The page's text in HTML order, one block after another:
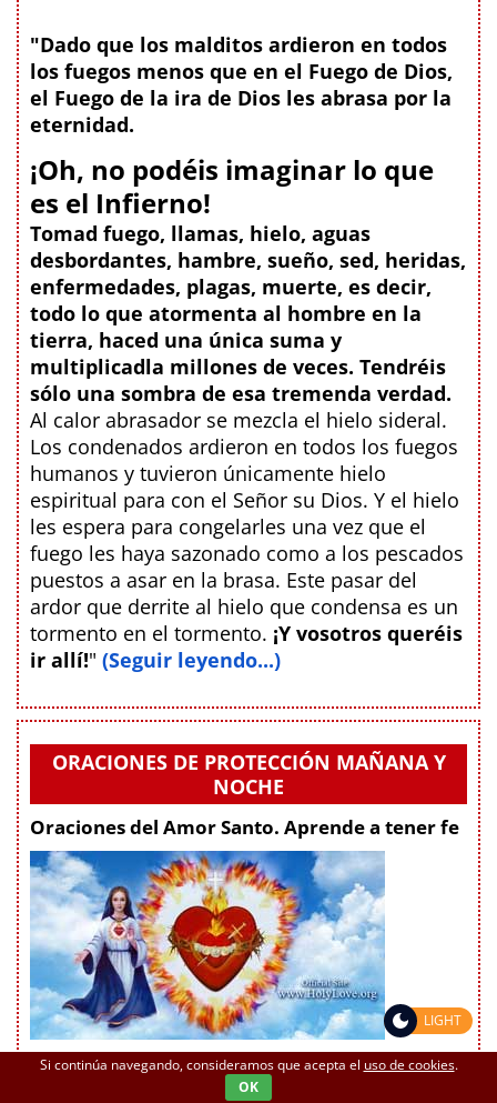
"Dado que los malditos ardieron en todos
los fuegos menos que en el Fuego de Dios,
el Fuego de la ira de Dios les abrasa por la
eternidad.
¡Oh, no podéis imaginar lo que
es el Infierno!
Tomad fuego, llamas, hielo, aguas
desbordantes, hambre, sueño, sed, heridas,
enfermedades, plagas, muerte, es decir,
todo lo que atormenta al hombre en la
tierra, haced una única suma y
multiplicadla millones de veces. Tendréis
sólo una sombra de esa tremenda verdad.
Al calor abrasador se mezcla el hielo sideral.
Los condenados ardieron en todos los fuegos
humanos y tuvieron únicamente hielo
espiritual para con el Señor su Dios. Y el hielo
les espera para congelarles una vez que el
fuego les haya sazonado como a los pescados
puestos a asar en la brasa. Este pasar del
ardor que derrite al hielo que condensa es un
tormento en el tormento. ¡Y vosotros queréis
ir allí!" (Seguir leyendo...)
ORACIONES DE PROTECCIÓN MAÑANA Y
NOCHE
Oraciones del Amor Santo. Aprende a tener fe
Oración a Dios Padre cada mañana al
Si continúa navegando, consideramos que acepta el uso de cookies.
OK
LIGHT